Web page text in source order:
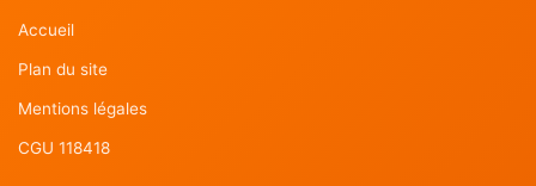
Accueil
Plan du site
Mentions légales
CGU 118418